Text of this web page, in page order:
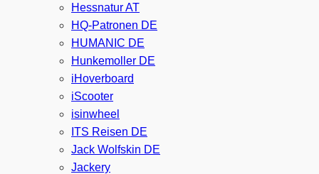
Hessnatur AT
HQ-Patronen DE
HUMANIC DE
Hunkemoller DE
iHoverboard
iScooter
isinwheel
ITS Reisen DE
Jack Wolfskin DE
Jackery